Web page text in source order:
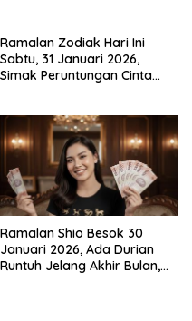
Ramalan Zodiak Hari Ini
Sabtu, 31 Januari 2026,
Simak Peruntungan Cinta
Ramalan Shio Besok 30
Januari 2026, Ada Durian
Runtuh Jelang Akhir Bulan,